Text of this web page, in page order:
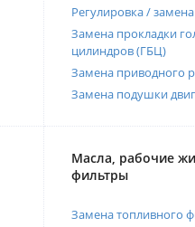
Регулировка /
Замена прокладки
цилиндров (ГБЦ)
Замена приводного
Замена подушки
Масла, рабочие
фильтры
Замена топливного